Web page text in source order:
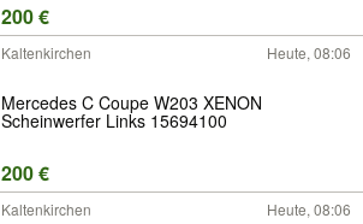
200 €
Kaltenkirchen Heute, 08:06
Mercedes C Coupe W203 XENON
Scheinwerfer Links 15694100
200 €
Kaltenkirchen Heute, 08:06